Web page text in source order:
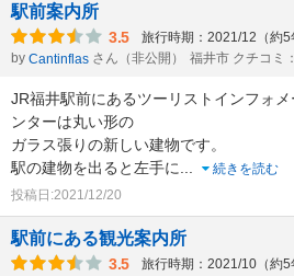
駅前案内所
3.5 旅行時期：2021/12（約5
by Cantinflas さん（非公開） 福井市 クチコミ
JR福井駅前にあるツーリストインフォ
ンターは丸い形の
ガラス張りの新しい建物です。
駅の建物を出ると左手に
続きを読む
投稿日:2021/12/20
駅前にある観光案内所
3.5 旅行時期：2021/10（約5